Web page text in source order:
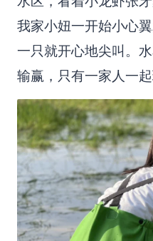
我家小妞一开始小心
一只就开心地尖叫。
输赢，只有一家人一起